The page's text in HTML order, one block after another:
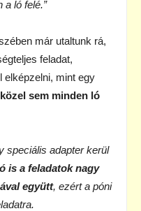
ló felé.”
már utaltunk rá,
feladat,
elképzelni, mint egy
közel sem minden ló
speciális adapter kerül
is a feladatok nagy
együtt, ezért a póni